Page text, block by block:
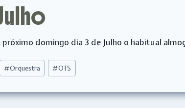
próximo domingo dia 3 de Julho o habitual
#Orquestra #OTS